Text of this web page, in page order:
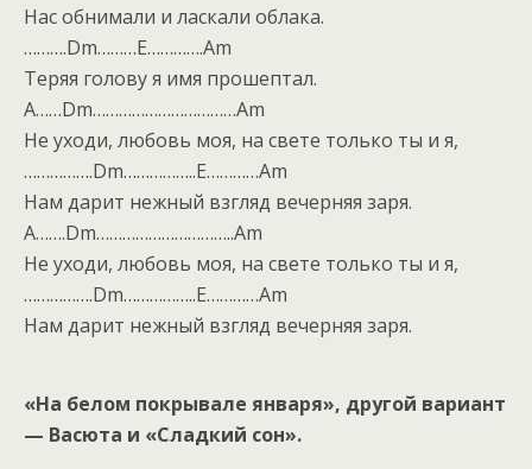
Нас обнимали и ласкали облака.
……….Dm………E………….Am
Теряя голову я имя прошептал.
A……Dm……………………………Am
Не уходи, любовь моя, на свете только ты и я,
…………….Dm……………..E…………Am
Нам дарит нежный взгляд вечерняя заря.
A…….Dm…………………………..Am
Не уходи, любовь моя, на свете только ты и я,
…………….Dm……………..E…………Am
Нам дарит нежный взгляд вечерняя заря.
«На белом покрывале января», другой вариант
— Васюта и «Сладкий сон».